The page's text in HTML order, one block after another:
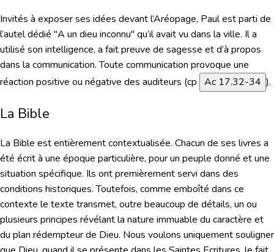
Invités à exposer ses idées devant l’Aréopage, Paul est parti de
l’autel dédié "A un dieu inconnu" qu’il avait vu dans la ville. Il a
utilisé son intelligence, a fait preuve de sagesse et d’à propos
dans la communication. Toute communication provoque une
réaction positive ou négative des auditeurs (cp Ac 17.32-34 ).
La Bible
La Bible est entièrement contextualisée. Chacun de ses livres a
été écrit à une époque particulière, pour un peuple donné et une
situation spécifique. Ils ont premièrement servi dans des
conditions historiques. Toutefois, comme emboîté dans ce
contexte le texte transmet, outre beaucoup de détails, un ou
plusieurs principes révélant la nature immuable du caractère et
du plan rédempteur de Dieu. Nous voulons uniquement souligner